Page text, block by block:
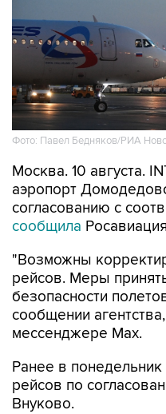
Фото: Павел Бедняков/РИА
Москва. 10 августа.
аэропорт
согласованию с
сообщила
"Возможны
рейсов. Меры
безопасности
сообщении
мессенджере Мах.
Ранее в
рейсов по
Внуково.